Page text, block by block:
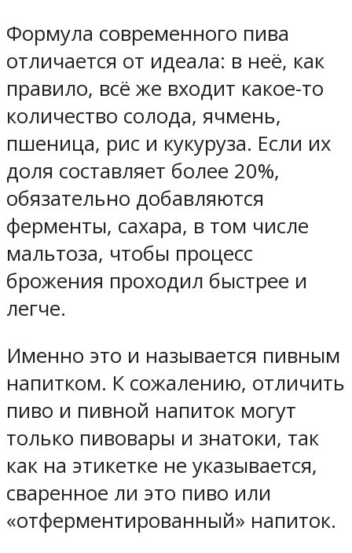
Формула современного пива
отличается от идеала: в неё, как
правило, всё же входит какое-то
количество солода, ячмень,
пшеница, рис и кукуруза. Если их
доля составляет более 20%,
обязательно добавляются
ферменты, сахара, в том числе
мальтоза, чтобы процесс
брожения проходил быстрее и
легче.
Именно это и называется пивным
напитком. К сожалению, отличить
пиво и пивной напиток могут
только пивовары и знатоки, так
как на этикетке не указывается,
сваренное ли это пиво или
«отферментированный» напиток.